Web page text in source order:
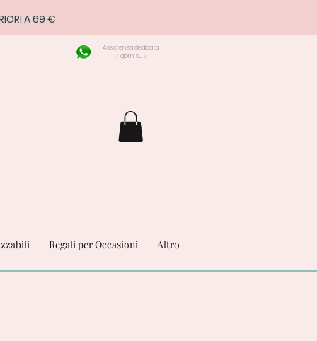
A 69 €
Assistenza dedicata
7 giorni su 7
Regali per Occasioni Altro